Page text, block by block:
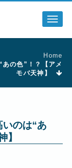
Toggle
Home
の色”！？【アメ
モバ天神】
のは“あ
】